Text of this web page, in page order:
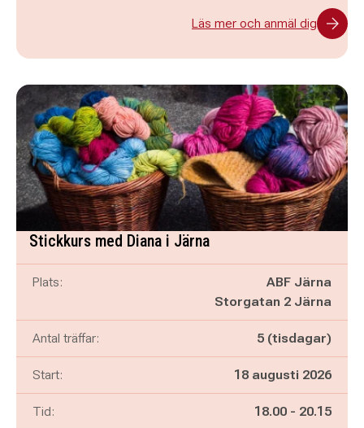
Läs mer och anmäl dig
Stickkurs med Diana i Järna
Plats:
ABF Järna
Storgatan 2 Järna
Antal träffar: 5 (tisdagar)
Start: 18 augusti 2026
Tid: Pågår mellan
18.00 - och
20.15